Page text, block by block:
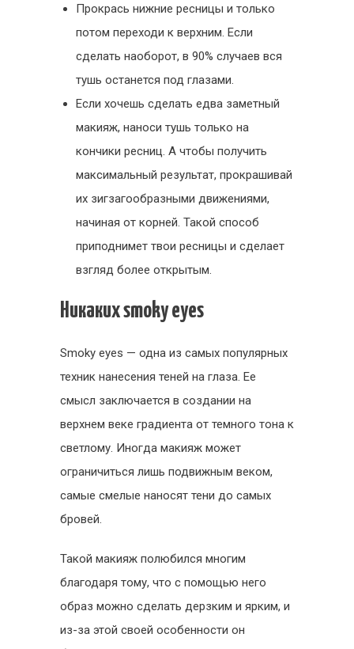
Прокрась нижние ресницы и только
потом переходи к верхним. Если
сделать наоборот, в 90% случаев вся
тушь останется под глазами.
Если хочешь сделать едва заметный
макияж, наноси тушь только на
кончики ресниц. А чтобы получить
максимальный результат, прокрашивай
их зигзагообразными движениями,
начиная от корней. Такой способ
приподнимет твои ресницы и сделает
взгляд более открытым.
Никаких smoky eyes
Smoky eyes — одна из самых популярных
техник нанесения теней на глаза. Ее
смысл заключается в создании на
верхнем веке градиента от темного тона к
светлому. Иногда макияж может
ограничиться лишь подвижным веком,
самые смелые наносят тени до самых
бровей.
Такой макияж полюбился многим
благодаря тому, что с помощью него
образ можно сделать дерзким и ярким, и
из-за этой своей особенности он